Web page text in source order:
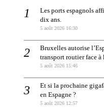
Les ports espagnols
dix ans.
5 août 2026 16:30
Bruxelles autorise
transport routier face à
5 août 2026 15:46
Et si la prochaine
en Espagne ?
5 août 2026 12:57